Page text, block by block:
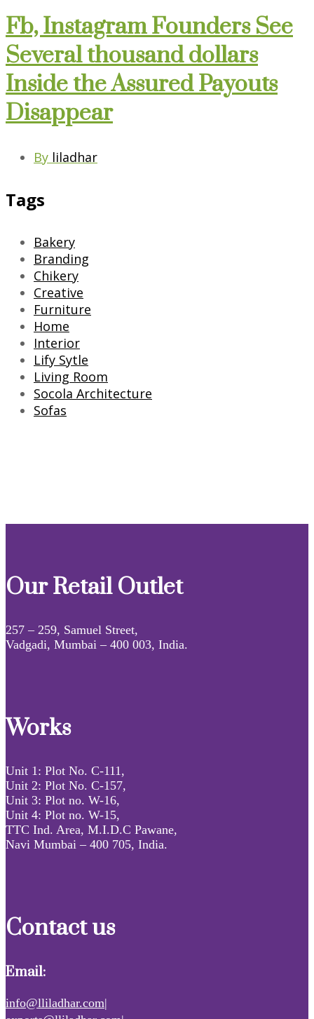
Fb, Instagram Founders See
Several thousand dollars
Inside the Assured Payouts
Disappear
By liladhar
Tags
Bakery
Branding
Chikery
Creative
Furniture
Home
Interior
Lify Sytle
Living Room
Socola Architecture
Sofas
Our Retail Outlet
257 – 259, Samuel Street,
Vadgadi, Mumbai – 400 003, India.
Works
Unit 1: Plot No. C-111,
Unit 2: Plot No. C-157,
Unit 3: Plot no. W-16,
Unit 4: Plot no. W-15,
TTC Ind. Area, M.I.D.C Pawane,
Navi Mumbai – 400 705, India.
Contact us
Email:
info@lliladhar.com|